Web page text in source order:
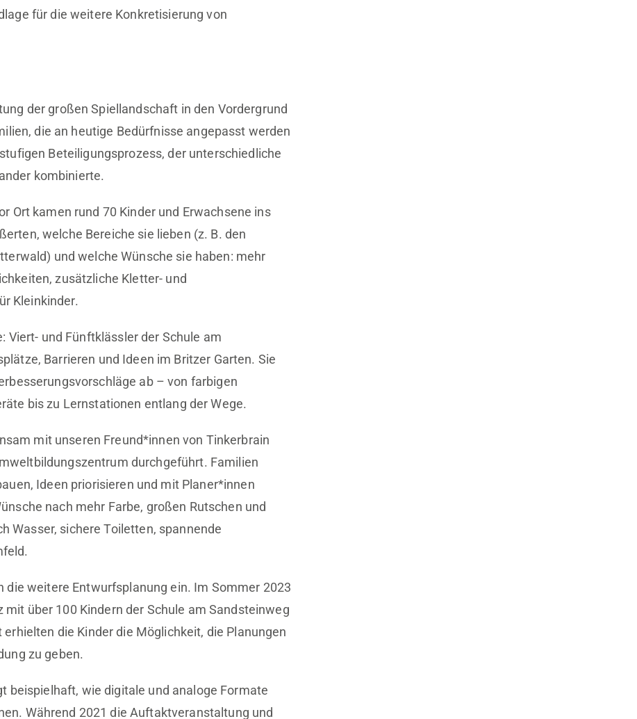
für die weitere Konkretisierung von
der großen Spiellandschaft in den Vordergrund
die an heutige Bedürfnisse angepasst werden
Beteiligungsprozess, der unterschiedliche
kombinierte.
Ort kamen rund 70 Kinder und Erwachsene ins
welche Bereiche sie lieben (z. B. den
und welche Wünsche sie haben: mehr
zusätzliche Kletter- und
Kleinkinder.
und Fünftklässler der Schule am
Barrieren und Ideen im Britzer Garten. Sie
ab – von farbigen
bis zu Lernstationen entlang der Wege.
mit unseren Freund*innen von Tinkerbrain
durchgeführt. Familien
Ideen priorisieren und mit Planer*innen
nach mehr Farbe, großen Rutschen und
Wasser, sichere Toiletten, spannende
die weitere Entwurfsplanung ein. Im Sommer 2023
über 100 Kindern der Schule am Sandsteinweg
die Kinder die Möglichkeit, die Planungen
zu geben.
beispielhaft, wie digitale und analoge Formate
Während 2021 die Auftaktveranstaltung und